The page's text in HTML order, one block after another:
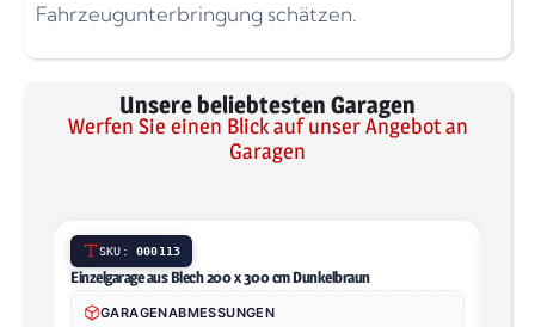
Fahrzeugunterbringung schätzen.
Unsere beliebtesten Garagen
Werfen Sie einen Blick auf unser Angebot an
Garagen
SKU: 000113
Einzelgarage aus Blech 200 x 300 cm Dunkelbraun
GARAGENABMESSUNGEN